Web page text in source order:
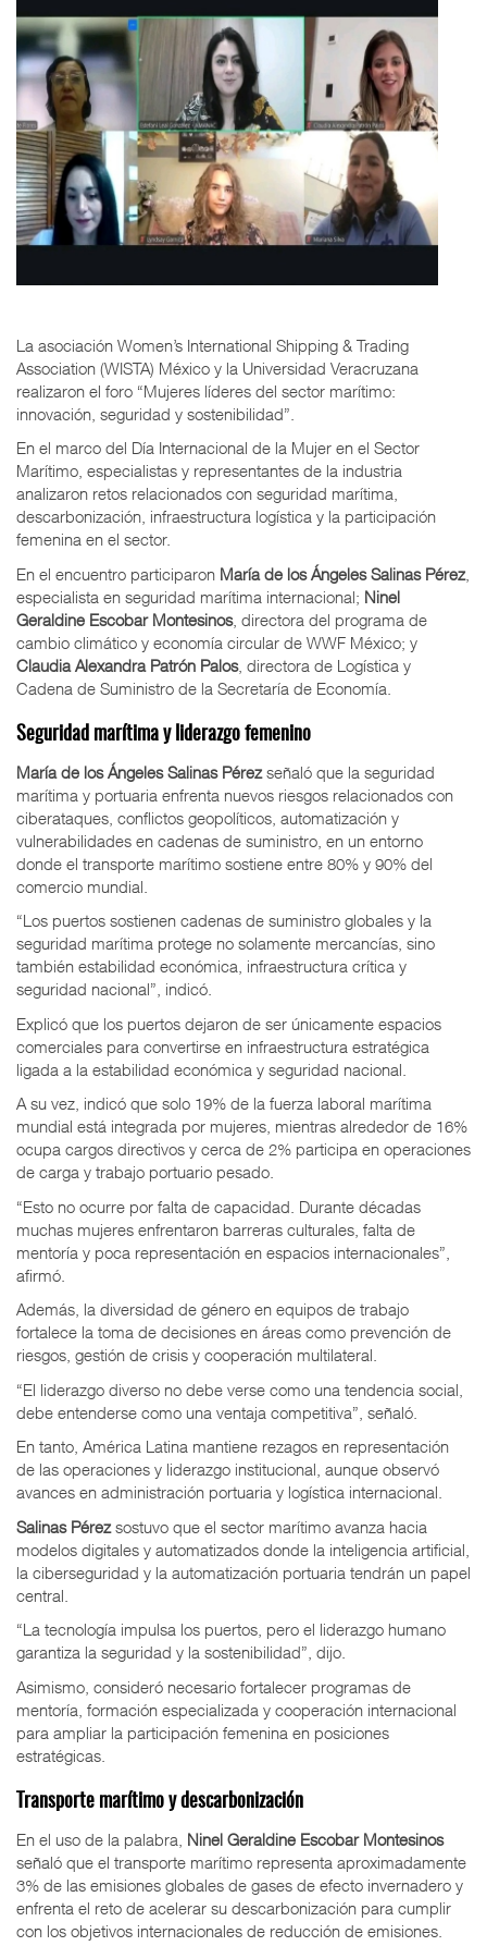
La asociación Women’s International Shipping & Trading
Association (WISTA) México y la Universidad Veracruzana
realizaron el foro “Mujeres líderes del sector marítimo:
innovación, seguridad y sostenibilidad”.
En el marco del Día Internacional de la Mujer en el Sector
Marítimo, especialistas y representantes de la industria
analizaron retos relacionados con seguridad marítima,
descarbonización, infraestructura logística y la participación
femenina en el sector.
En el encuentro participaron María de los Ángeles Salinas Pérez,
especialista en seguridad marítima internacional; Ninel
Geraldine Escobar Montesinos, directora del programa de
cambio climático y economía circular de WWF México; y
Claudia Alexandra Patrón Palos, directora de Logística y
Cadena de Suministro de la Secretaría de Economía.
Seguridad marítima y liderazgo femenino
María de los Ángeles Salinas Pérezseñaló que la seguridad
marítima y portuaria enfrenta nuevos riesgos relacionados con
ciberataques, conflictos geopolíticos, automatización y
vulnerabilidades en cadenas de suministro, en un entorno
donde el transporte marítimo sostiene entre 80% y 90% del
comercio mundial.
“Los puertos sostienen cadenas de suministro globales y la
seguridad marítima protege no solamente mercancías, sino
también estabilidad económica, infraestructura crítica y
seguridad nacional”, indicó.
Explicó que los puertos dejaron de ser únicamente espacios
comerciales para convertirse en infraestructura estratégica
ligada a la estabilidad económica y seguridad nacional.
A su vez, indicó que solo 19% de la fuerza laboral marítima
mundial está integrada por mujeres, mientras alrededor de 16%
ocupa cargos directivos y cerca de 2% participa en operaciones
de carga y trabajo portuario pesado.
“Esto no ocurre por falta de capacidad. Durante décadas
muchas mujeres enfrentaron barreras culturales, falta de
mentoría y poca representación en espacios internacionales”,
afirmó.
Además, la diversidad de género en equipos de trabajo
fortalece la toma de decisiones en áreas como prevención de
riesgos, gestión de crisis y cooperación multilateral.
“El liderazgo diverso no debe verse como una tendencia social,
debe entenderse como una ventaja competitiva”, señaló.
En tanto, América Latina mantiene rezagos en representación
de las operaciones y liderazgo institucional, aunque observó
avances en administración portuaria y logística internacional.
Salinas Pérezsostuvo que el sector marítimo avanza hacia
modelos digitales y automatizados donde la inteligencia artificial,
la ciberseguridad y la automatización portuaria tendrán un papel
central.
“La tecnología impulsa los puertos, pero el liderazgo humano
garantiza la seguridad y la sostenibilidad”, dijo.
Asimismo, consideró necesario fortalecer programas de
mentoría, formación especializada y cooperación internacional
para ampliar la participación femenina en posiciones
estratégicas.
Transporte marítimo y descarbonización
En el uso de la palabra, Ninel Geraldine Escobar Montesinos
señaló que el transporte marítimo representa aproximadamente
3% de las emisiones globales de gases de efecto invernadero y
enfrenta el reto de acelerar su descarbonización para cumplir
con los objetivos internacionales de reducción de emisiones.